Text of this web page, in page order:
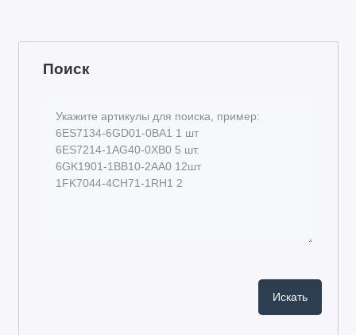
Поиск